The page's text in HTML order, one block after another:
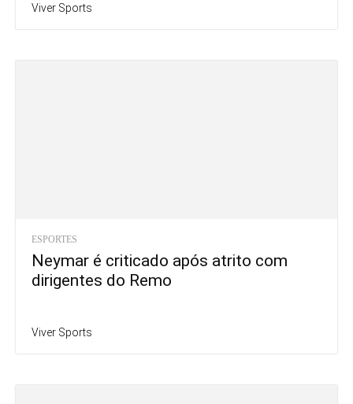
Viver Sports
ESPORTES
Neymar é criticado após atrito com
dirigentes do Remo
Viver Sports